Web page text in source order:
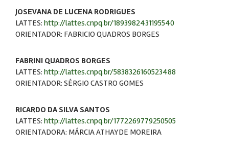
JOSEVANA DE LUCENA RODRIGUES
LATTES: http://lattes.cnpq.br/1893982431195540
ORIENTADOR: FABRICIO QUADROS BORGES
FABRINI QUADROS BORGES
LATTES: http://lattes.cnpq.br/5838326160523488
ORIENTADOR: SÉRGIO CASTRO GOMES
RICARDO DA SILVA SANTOS
LATTES: http://lattes.cnpq.br/1772269779250505
ORIENTADORA: MÁRCIA ATHAYDE MOREIRA